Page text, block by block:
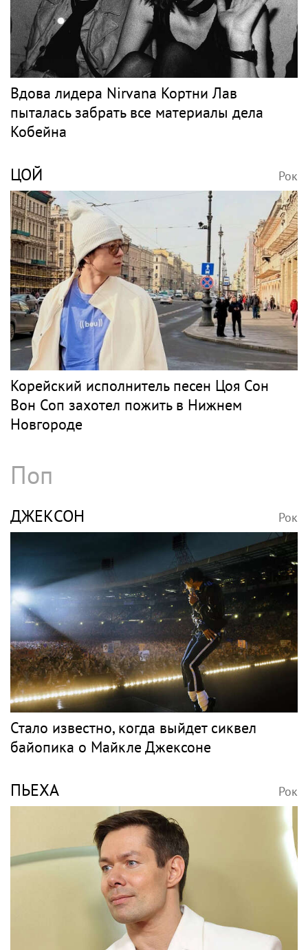
Вдова лидера Nirvana Кортни Лав
пыталась забрать все материалы дела
Кобейна
ЦОЙ Рок
Корейский исполнитель песен Цоя Сон
Вон Соп захотел пожить в Нижнем
Новгороде
Поп
ДЖЕКСОН Рок
Стало известно, когда выйдет сиквел
байопика о Майкле Джексоне
ПЬЕХА Рок